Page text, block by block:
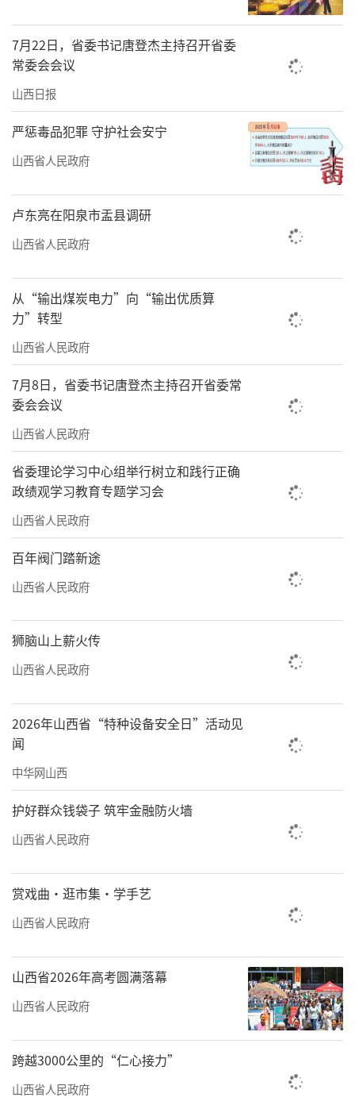
7月22日，省委书记唐登杰主持召开省委
常委会会议
山西日报
严惩毒品犯罪 守护社会安宁
山西省人民政府
卢东亮在阳泉市盂县调研
山西省人民政府
从“输出煤炭电力”向“输出优质算
力”转型
山西省人民政府
7月8日，省委书记唐登杰主持召开省委常
委会会议
山西省人民政府
省委理论学习中心组举行树立和践行正确
政绩观学习教育专题学习会
山西省人民政府
百年阀门踏新途
山西省人民政府
狮脑山上薪火传
山西省人民政府
2026年山西省“特种设备安全日”活动见
闻
中华网山西
护好群众钱袋子 筑牢金融防火墙
山西省人民政府
赏戏曲·逛市集·学手艺
山西省人民政府
山西省2026年高考圆满落幕
山西省人民政府
跨越3000公里的“仁心接力”
山西省人民政府